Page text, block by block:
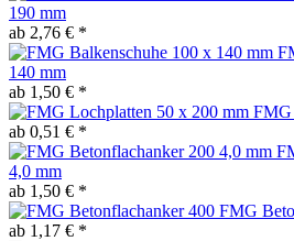
190 mm
ab 2,76 € *
140 mm
ab 1,50 € *
FMG
ab 0,51 € *
4,0 mm
ab 1,50 € *
FMG
ab 1,17 € *